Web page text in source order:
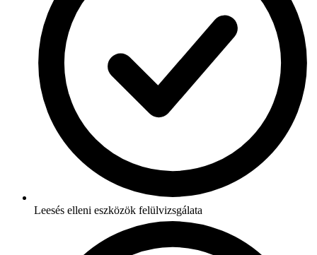
Leesés elleni eszközök felülvizsgálata